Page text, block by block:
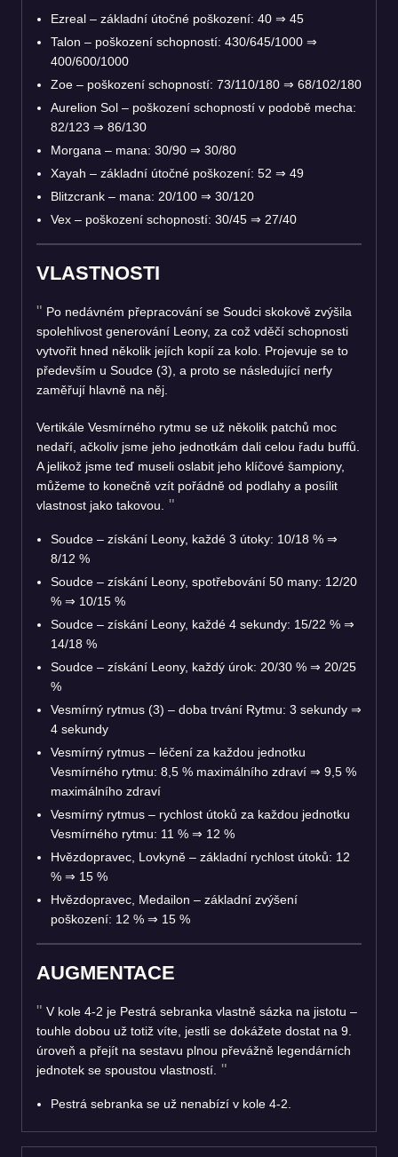
Ezreal – základní útočné poškození: 40 ⇒ 45
Talon – poškození schopností: 430/645/1000 ⇒
400/600/1000
Zoe – poškození schopností: 73/110/180 ⇒ 68/102/180
Aurelion Sol – poškození schopností v podobě mecha:
82/123 ⇒ 86/130
Morgana – mana: 30/90 ⇒ 30/80
Xayah – základní útočné poškození: 52 ⇒ 49
Blitzcrank – mana: 20/100 ⇒ 30/120
Vex – poškození schopností: 30/45 ⇒ 27/40
VLASTNOSTI
Po nedávném přepracování se Soudci skokově zvýšila
spolehlivost generování Leony, za což vděčí schopnosti
vytvořit hned několik jejích kopií za kolo. Projevuje se to
především u Soudce (3), a proto se následující nerfy
zaměřují hlavně na něj.
Vertikále Vesmírného rytmu se už několik patchů moc
nedaří, ačkoliv jsme jeho jednotkám dali celou řadu buffů.
A jelikož jsme teď museli oslabit jeho klíčové šampiony,
můžeme to konečně vzít pořádně od podlahy a posílit
vlastnost jako takovou.
Soudce – získání Leony, každé 3 útoky: 10/18 % ⇒
8/12 %
Soudce – získání Leony, spotřebování 50 many: 12/20
% ⇒ 10/15 %
Soudce – získání Leony, každé 4 sekundy: 15/22 % ⇒
14/18 %
Soudce – získání Leony, každý úrok: 20/30 % ⇒ 20/25
%
Vesmírný rytmus (3) – doba trvání Rytmu: 3 sekundy ⇒
4 sekundy
Vesmírný rytmus – léčení za každou jednotku
Vesmírného rytmu: 8,5 % maximálního zdraví ⇒ 9,5 %
maximálního zdraví
Vesmírný rytmus – rychlost útoků za každou jednotku
Vesmírného rytmu: 11 % ⇒ 12 %
Hvězdopravec, Lovkyně – základní rychlost útoků: 12
% ⇒ 15 %
Hvězdopravec, Medailon – základní zvýšení
poškození: 12 % ⇒ 15 %
AUGMENTACE
V kole 4-2 je Pestrá sebranka vlastně sázka na jistotu –
touhle dobou už totiž víte, jestli se dokážete dostat na 9.
úroveň a přejít na sestavu plnou převážně legendárních
jednotek se spoustou vlastností.
Pestrá sebranka se už nenabízí v kole 4-2.